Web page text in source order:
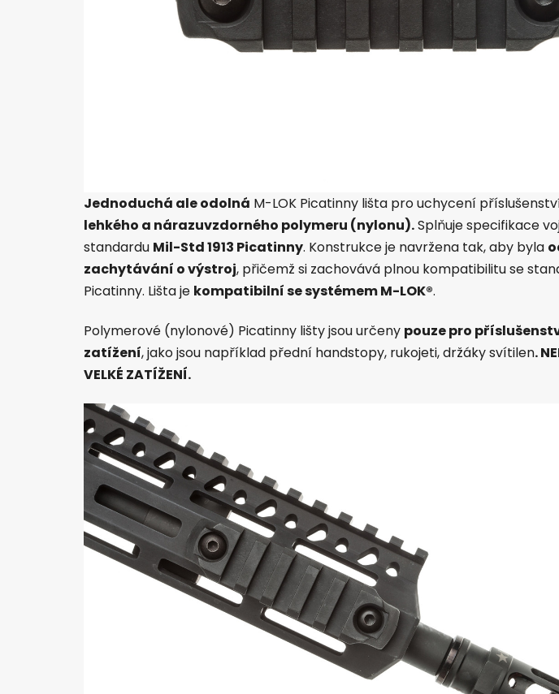
Jednoduchá ale odolná M-LOK Picatinny lišta pro uchycení
lehkého a nárazuvzdorného polymeru (nylonu).Splňuje specifikace
standardu Mil-Std 1913 Picatinny. Konstrukce je navržena tak, aby byla
zachytávání o výstroj, přičemž si zachovává plnou kompatibilitu se
Picatinny. Lišta je kompatibilní se systémem M-LOK®.
Polymerové (nylonové) Picatinny lišty jsou určeny pouze pro
zatížení, jako jsou například přední handstopy, rukojeti, držáky svítilen.
VELKÉ ZATÍŽENÍ.